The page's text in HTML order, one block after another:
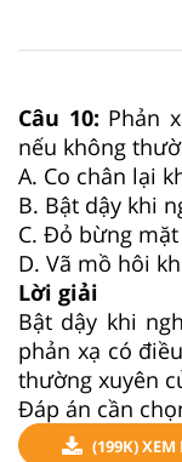
Câu 10: Phản
nếu không
A. Co chân lại
B. Bật dậy khi
C. Đỏ bừng
D. Vã mồ hôi
Lời giải
Bật dậy khi
phản xạ có
thường xuyên
Đáp án cần
(199K)